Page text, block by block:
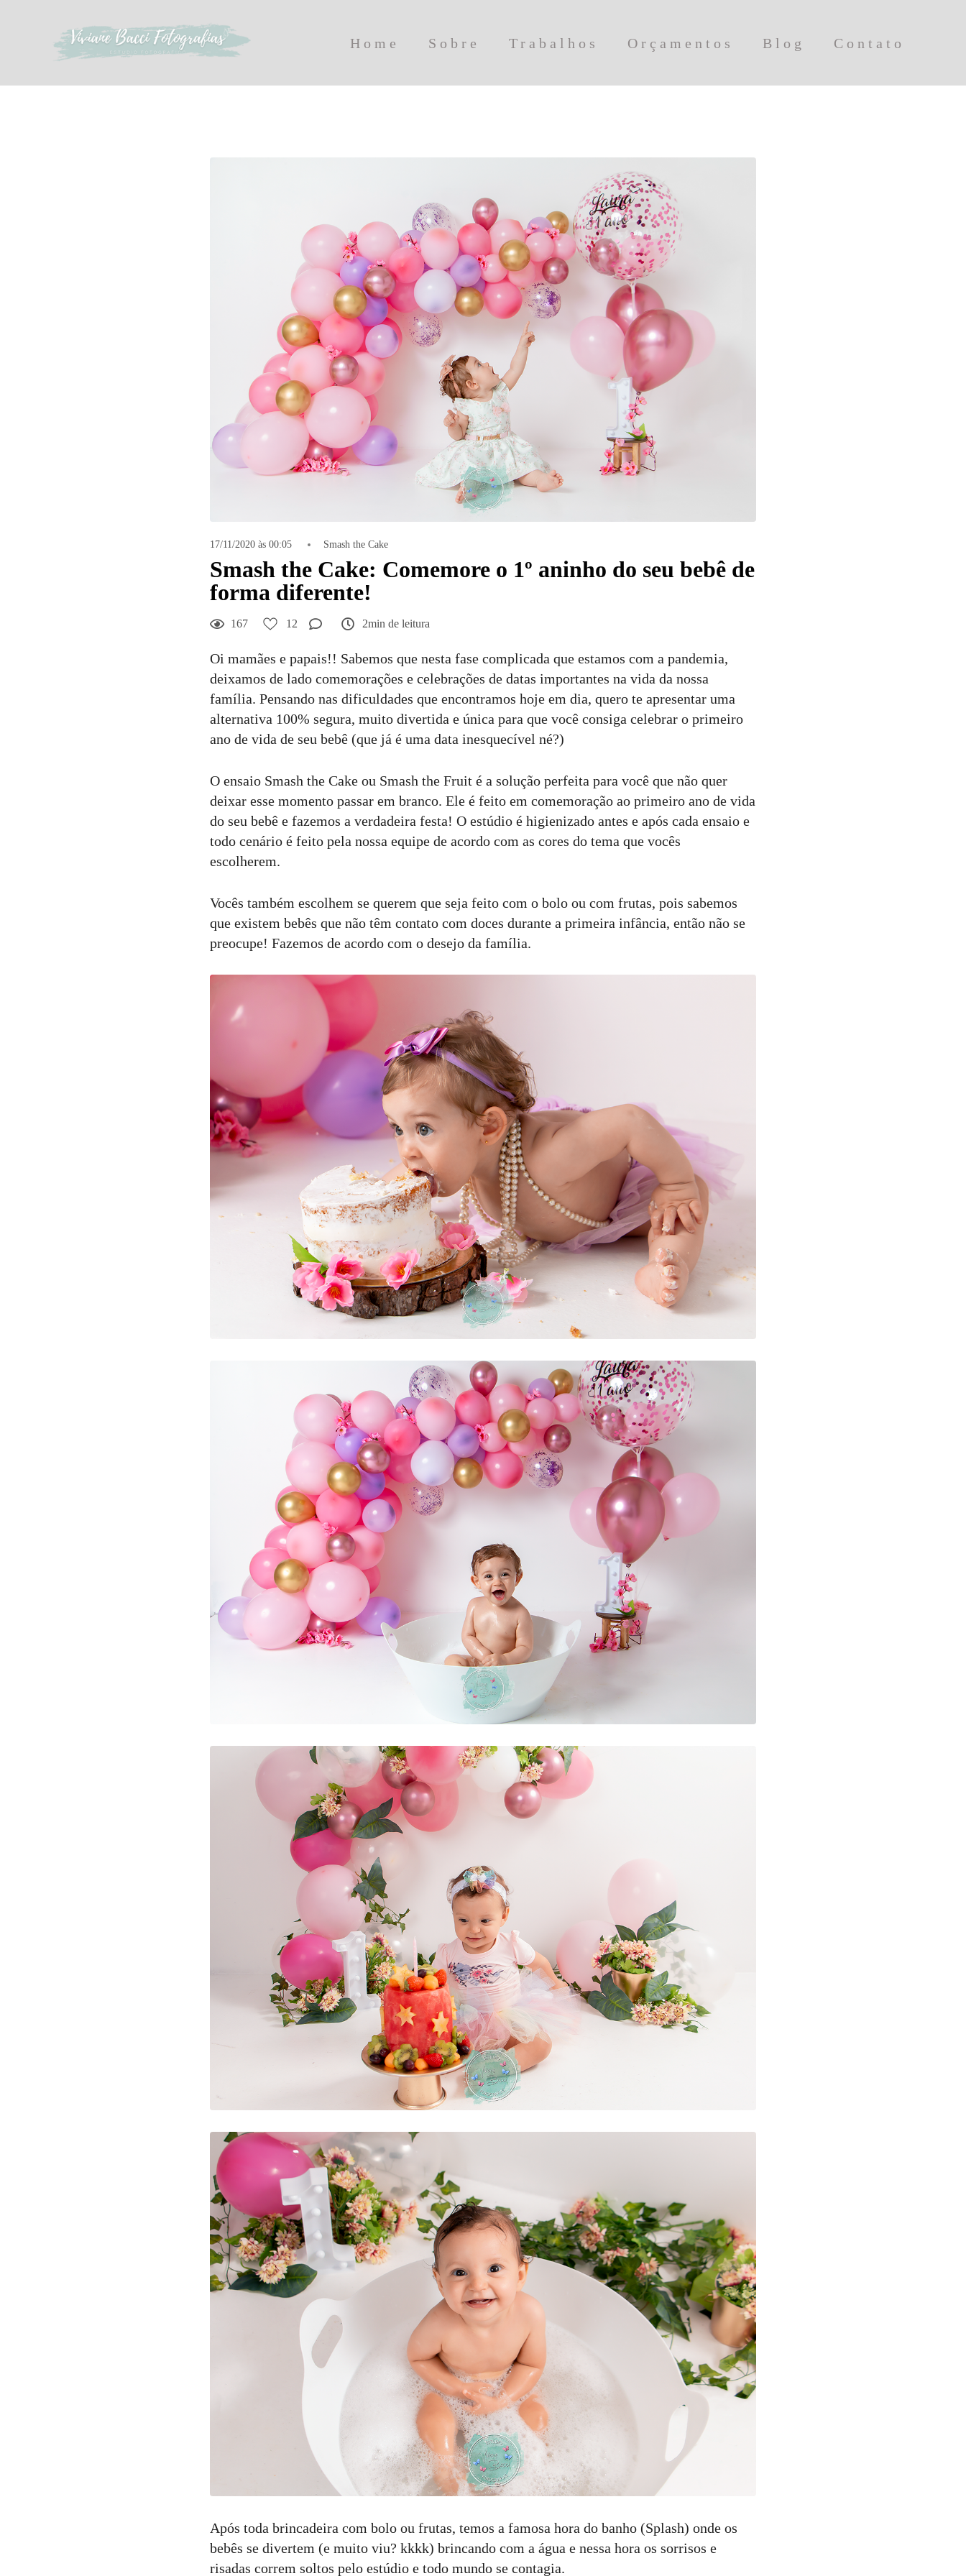
Home Sobre Trabalhos Orçamentos Blog Contato
17/11/2020 às 00:05 Smash the Cake
Smash the Cake: Comemore o 1º aninho do seu bebê de
forma diferente!
167 12 2min de leitura
Oi mamães e papais!! Sabemos que nesta fase complicada que estamos com a pandemia,
deixamos de lado comemorações e celebrações de datas importantes na vida da nossa
família. Pensando nas dificuldades que encontramos hoje em dia, quero te apresentar uma
alternativa 100% segura, muito divertida e única para que você consiga celebrar o primeiro
ano de vida de seu bebê (que já é uma data inesquecível né?)
O ensaio Smash the Cake ou Smash the Fruit é a solução perfeita para você que não quer
deixar esse momento passar em branco. Ele é feito em comemoração ao primeiro ano de vida
do seu bebê e fazemos a verdadeira festa! O estúdio é higienizado antes e após cada ensaio e
todo cenário é feito pela nossa equipe de acordo com as cores do tema que vocês
escolherem.
Vocês também escolhem se querem que seja feito com o bolo ou com frutas, pois sabemos
que existem bebês que não têm contato com doces durante a primeira infância, então não se
preocupe! Fazemos de acordo com o desejo da família.
Após toda brincadeira com bolo ou frutas, temos a famosa hora do banho (Splash) onde os
bebês se divertem (e muito viu? kkkk) brincando com a água e nessa hora os sorrisos e
risadas correm soltos pelo estúdio e todo mundo se contagia.